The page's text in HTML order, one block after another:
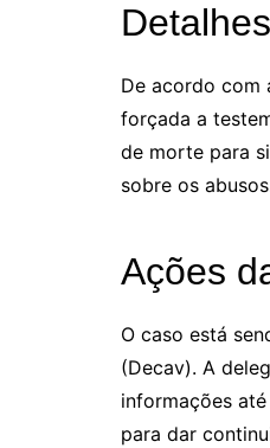
De acordo com
forçada a
de morte para
sobre os
Ações
O caso está
(Decav). A
informações
para dar